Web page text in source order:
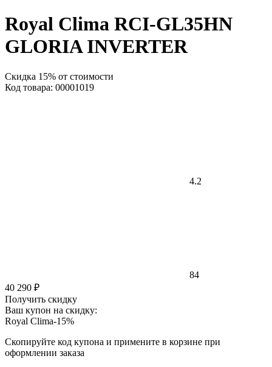
Royal Clima RCI-GL35HN
GLORIA INVERTER
Скидка 15% от стоимости
Код товара: 00001019
4.2
84
40 290 ₽
Получить скидку
Ваш купон на скидку:
Royal Clima-15%
Скопируйте код купона и примените в корзине при
оформлении заказа